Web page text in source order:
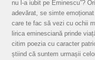
nu l-a iubit pe Eminescu”?
adevărat, se simte
care te fac să vezi cu ochii
lirica eminesciană prinde
citim poezia cu caracter
știind că suntem urmașii